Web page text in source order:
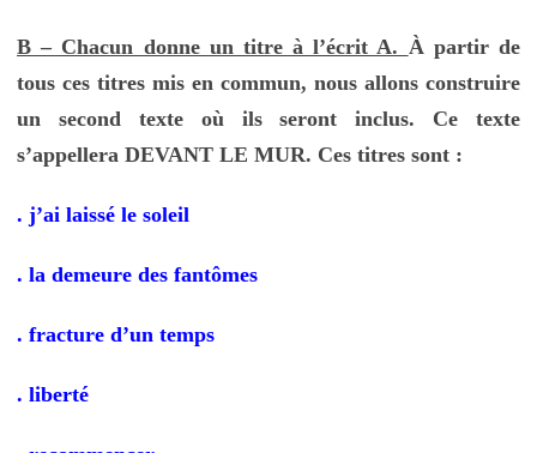
B – Chacun donne un titre à l’écrit A. À partir de
tous ces titres mis en commun, nous allons construire
un second texte où ils seront inclus. Ce texte
s’appellera DEVANT LE MUR. Ces titres sont :
. j’ai laissé le soleil
. la demeure des fantômes
. fracture d’un temps
. liberté